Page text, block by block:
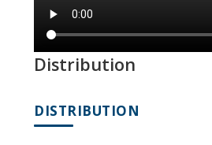
Distribution
DISTRIBUTION